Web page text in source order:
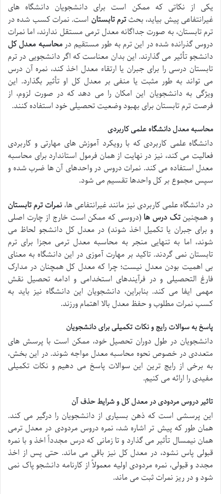
یکی از نکاتی که ممکن است برای دانشجویان دانشگاه های
غیرانتفاعی پیش بیاید، بحثترم تابستان است. نمرات کسب شده در
ترم تابستان، به صورت جداگانه معدل ترمی مستقل ندارند، اما نمرات
دروس گذرانده شده در این ترم به طور مستقیم درمحاسبه معدل کل
دانشجو تأثیر می گذارند. این بدان معناست که اگر دانشجویی در ترم
تابستان درسی را برای جبران یا ارتقاء معدل اخذ کند، نمره آن درس
می تواند به طور مثبت یا منفی بر معدل کل او تأثیر بگذارد. این
ویژگی به دانشجویان این امکان را می دهد که در صورت لزوم، از
فرصت ترم تابستان برای بهبود وضعیت تحصیلی خود استفاده کنند.
محاسبه معدل دانشگاه علمی کاربردی
دانشگاه علمی کاربردی که با رویکرد آموزش های مهارتی و کاربردی
فعالیت می کند، نیز در نهایت از همان فرمول استاندارد برای محاسبه
معدل استفاده می کند. نمرات دروس در واحدهای آن ها ضرب شده و
سپس مجموع بر کل واحدها تقسیم می شود.
در دانشگاه علمی کاربردی نیز مانند غیرانتفاعی ها،نمرات ترم تابستان
و همچنینتک درس ها (دروسی که ممکن است خارج از چارت اصلی
و برای جبران یا تکمیل اخذ شوند) در معدل کل دانشجو لحاظ می
شوند، اما به تنهایی منجر به محاسبه معدل ترمی مجزا برای ترم
تابستان نمی گردند. تاکید بر مهارت آموزی در این دانشگاه به معنای
بی اهمیت بودن معدل نیست؛ چرا که معدل کل همچنان در مدارک
فارغ التحصیلی و در فرآیندهای استخدامی و ادامه تحصیل نقش
مهمی ایفا می کند. بنابراین، دانشجویان این دانشگاه نیز باید به
کسب نمرات مطلوب و حفظ معدل بالا اهتمام ورزند.
پاسخ به سوالات رایج و نکات تکمیلی برای دانشجویان
دانشجویان در طول دوران تحصیل خود، ممکن است با پرسش های
متعددی در خصوص نحوه محاسبه معدل مواجه شوند. در این بخش،
به برخی از رایج ترین این سوالات پاسخ می دهیم و نکات تکمیلی
مفیدی را ارائه می کنیم.
تاثیر دروس مردودی در معدل کل و شرایط حذف آن
این پرسشی است که ذهن بسیاری از دانشجویان را درگیر می کند.
همان طور که پیش تر اشاره شد، نمره دروس مردودی در معدل ترمی
همان نیمسال تأثیر می گذارد و تا زمانی که درس مجدداً اخذ و با نمره
قبولی پاس نشود، در معدل کل نیز باقی می ماند. حتی پس از اخذ
مجدد و قبولی، نمره مردودی اولیه معمولاً از کارنامه دانشجو پاک نمی
شود و در ریز نمرات ثبت می ماند.